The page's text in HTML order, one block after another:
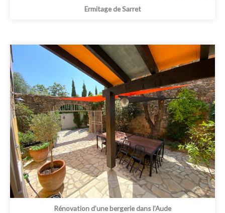
Ermitage de Sarret
Rénovation d’une bergerie dans l’Aude